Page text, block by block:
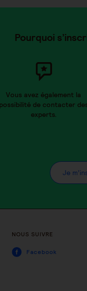
Pourquoi
Vous avez également la
possibilité de contacter
experts.
Je
NOUS SUIVRE
Facebook